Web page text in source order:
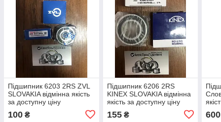
Підшипник 6203 2RS ZVL
SLOVAKIA відмінна якість
за доступну ціну
100 ₴
Підшипник 6206 2RS
KINEX SLOVAKIA відмінна
якість за доступну ціну
155₴ 600